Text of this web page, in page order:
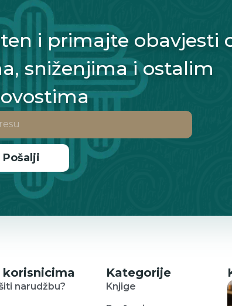
i primajte obavjesti
sniženjima i ostalim
Pošalji
korisnicima
narudžbu?
Kategorije
Knjige